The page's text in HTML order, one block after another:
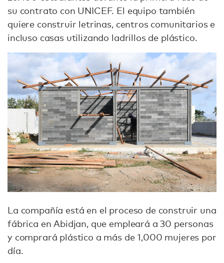
su contrato con UNICEF. El equipo también
quiere construir letrinas, centros comunitarios e
incluso casas utilizando ladrillos de plástico.
La compañía está en el proceso de construir una
fábrica en Abidjan, que empleará a 30 personas
y comprará plástico a más de 1,000 mujeres por
día.